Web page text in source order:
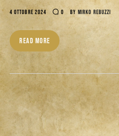
4 OTTOBRE 2024 0 BY MIRKO REBUZZI
READ MORE